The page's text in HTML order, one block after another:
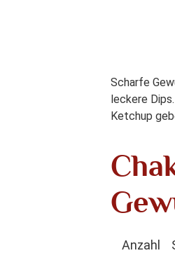
Scharfe
leckere
Ketchup
Anzahl